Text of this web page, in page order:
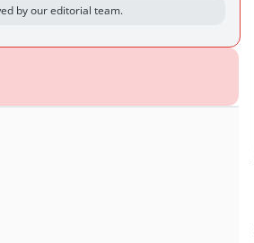
by our editorial team.